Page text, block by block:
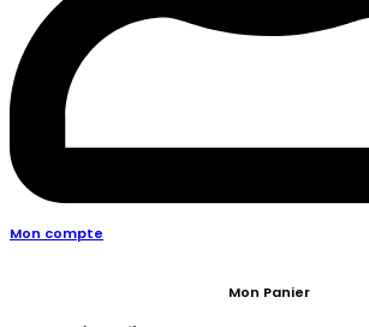
Mon compte
Mon Panier